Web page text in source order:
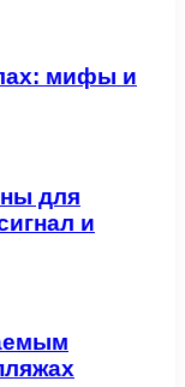
мифы и
для
и